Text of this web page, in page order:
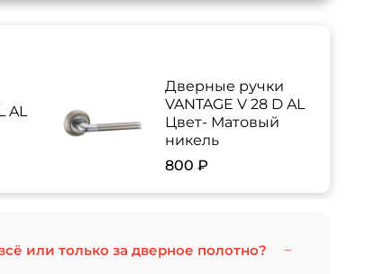
AL
Дверные ручки
VANTAGE V 28 D AL
Цвет- Матовый
никель
800 ₽
или только за дверное полотно?